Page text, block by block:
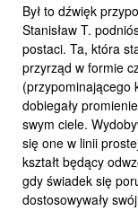
Był to dźwięk
Stanisław T.
postaci. Ta, która
przyrząd w formie
(przypominającego
dobiegały
swym ciele.
się one w linii
kształt będący
gdy świadek się
dostosowywały